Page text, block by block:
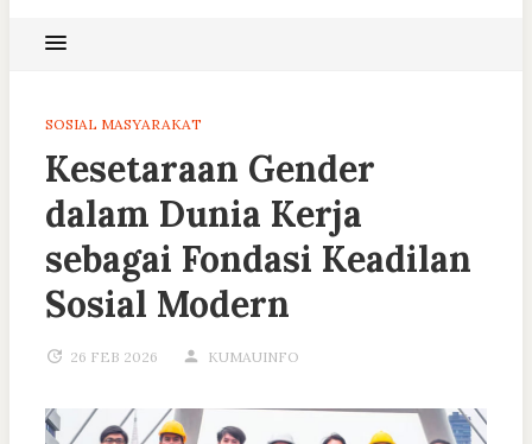
SOSIAL MASYARAKAT
Kesetaraan Gender
dalam Dunia Kerja
sebagai Fondasi Keadilan
Sosial Modern
26 FEB 2026 KUMAUINFO